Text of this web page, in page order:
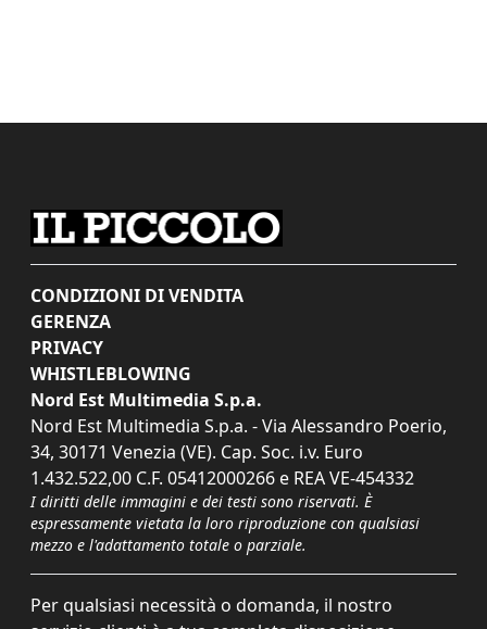
CONDIZIONI DI VENDITA
GERENZA
PRIVACY
WHISTLEBLOWING
Nord Est Multimedia S.p.a.
Nord Est Multimedia S.p.a. - Via Alessandro Poerio,
34, 30171 Venezia (VE). Cap. Soc. i.v. Euro
1.432.522,00 C.F. 05412000266 e REA VE-454332
I diritti delle immagini e dei testi sono riservati. È
espressamente vietata la loro riproduzione con qualsiasi
mezzo e l'adattamento totale o parziale.
Per qualsiasi necessità o domanda, il nostro